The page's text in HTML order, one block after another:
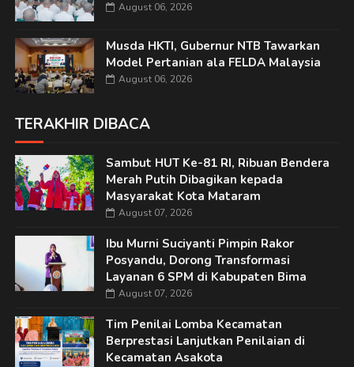
August 06, 2026
Musda HKTI, Gubernur NTB Tawarkan
Model Pertanian ala FELDA Malaysia
August 06, 2026
TERAKHIR DIBACA
Sambut HUT Ke-81 RI, Ribuan Bendera
Merah Putih Dibagikan kepada
Masyarakat Kota Mataram
August 07, 2026
Ibu Murni Suciyanti Pimpin Rakor
Posyandu, Dorong Transformasi
Layanan 6 SPM di Kabupaten Bima
August 07, 2026
Tim Penilai Lomba Kecamatan
Berprestasi Lanjutkan Penilaian di
Kecamatan Asakota